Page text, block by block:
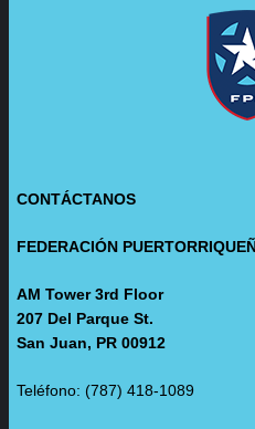
CONTÁCTANOS
FEDERACIÓN
AM Tower 3rd Floor
207 Del Parque St.
San Juan, PR 00912
Teléfono: (787) 418-1089